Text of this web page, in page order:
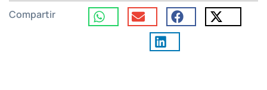
Compartir